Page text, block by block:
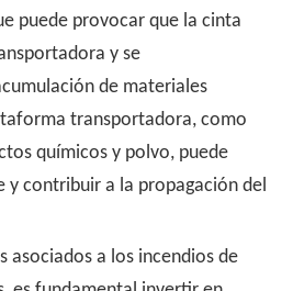
puede provocar que la cinta
y se
de materiales
transportadora, como
químicos y polvo, puede
y contribuir a la propagación del
asociados a los incendios de